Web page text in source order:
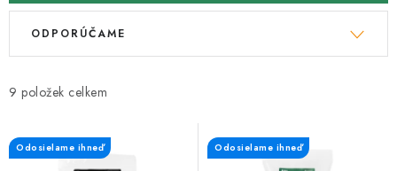
V
i
p
9
R
e
i
ODPORÚČAME
Odosielame ihneď Odosielame ihneď